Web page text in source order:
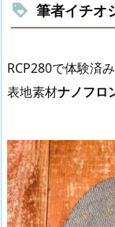
筆者イチオ
RCP280で体験済
表地素材ナノフロ